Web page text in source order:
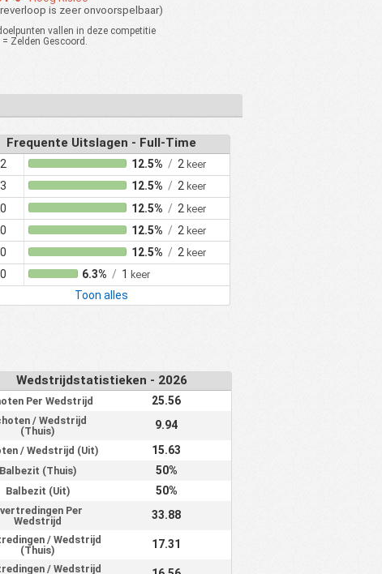
is zeer onvoorspelbaar)
vallen in deze competitie
Zelden Gescoord.
Frequente Uitslagen - Full-Time
12.5% / 2 keer
12.5% / 2 keer
12.5% / 2 keer
12.5% / 2 keer
12.5% / 2 keer
6.3% / 1keer
Toon alles
Wedstrijdstatistieken - 2026
Per Wedstrijd 25.56
/ Wedstrijd
(Thuis)
9.94
/ Wedstrijd (Uit) 15.63
Balbezit (Thuis) 50%
Balbezit (Uit) 50%
Per
Wedstrijd
33.88
/ Wedstrijd
(Thuis)
17.31
/ Wedstrijd